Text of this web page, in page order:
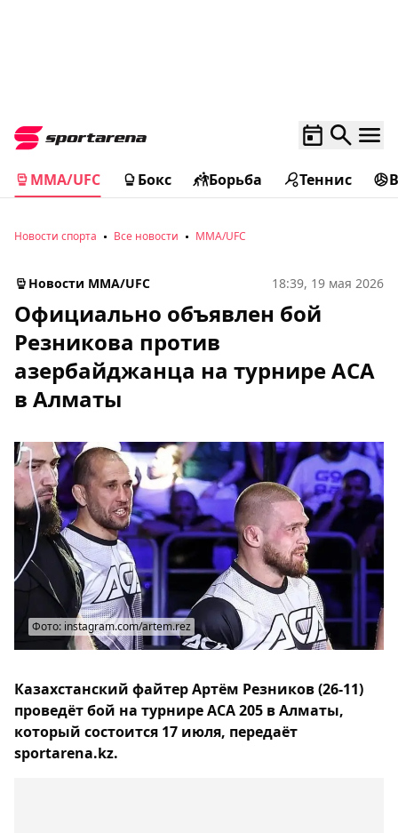
MMA/UFC Бокс Борьба Теннис
Новости спорта Все новости MMA/UFC
Новости MMA/UFC 18:39, 19 мая 2026
Официально объявлен бой
Резникова против
азербайджанца на турнире АСА
в Алматы
Фото: instagram.com/artem.rez
Казахстанский файтер Артём Резников (26-11)
проведёт бой на турнире АСА 205 в Алматы,
который состоится 17 июля, передаёт
sportarena.kz.